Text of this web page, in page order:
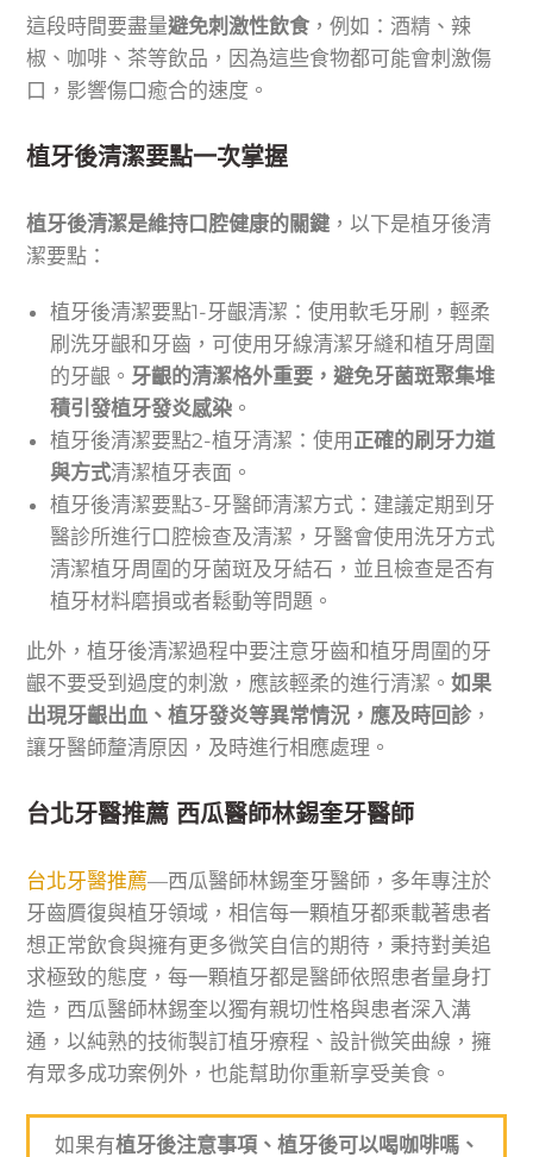
這段時間要盡量避免刺激性飲食 ，例如：酒精、辣
椒、咖啡、茶等飲品，因為這些食物都可能會刺激傷
口，影響傷口癒合的速度。
植牙後清潔要點一次掌握
植牙後清潔是維持口腔健康的關鍵 ，以下是植牙後清
潔要點：
植牙後清潔要點1-牙齦清潔：使用軟毛牙刷，輕柔
刷洗牙齦和牙齒，可使用牙線清潔牙縫和植牙周圍
的牙齦。 牙齦的清潔格外重要，避免牙菌斑聚集堆
積引發植牙發炎感染 。
植牙後清潔要點2-植牙清潔：使用 正確的刷牙力道
與方式清潔植牙表面。
植牙後清潔要點3-牙醫師清潔方式：建議定期到牙
醫診所進行口腔檢查及清潔，牙醫會使用洗牙方式
清潔植牙周圍的牙菌斑及牙結石，並且檢查是否有
植牙材料磨損或者鬆動等問題。
此外，植牙後清潔過程中要注意牙齒和植牙周圍的牙
齦不要受到過度的刺激，應該輕柔的進行清潔。如果
出現牙齦出血、植牙發炎等異常情況，應及時回診，
讓牙醫師釐清原因，及時進行相應處理。
台北牙醫推薦 西瓜醫師林錫奎牙醫師
台北牙醫推薦—西瓜醫師林錫奎牙醫師，多年專注於
牙齒贗復與植牙領域，相信每一顆植牙都乘載著患者
想正常飲食與擁有更多微笑自信的期待，秉持對美追
求極致的態度，每一顆植牙都是醫師依照患者量身打
造，西瓜醫師林錫奎以獨有親切性格與患者深入溝
通，以純熟的技術製訂植牙療程、設計微笑曲線，擁
有眾多成功案例外，也能幫助你重新享受美食。
如果有植牙後注意事項、植牙後可以喝咖啡嗎、